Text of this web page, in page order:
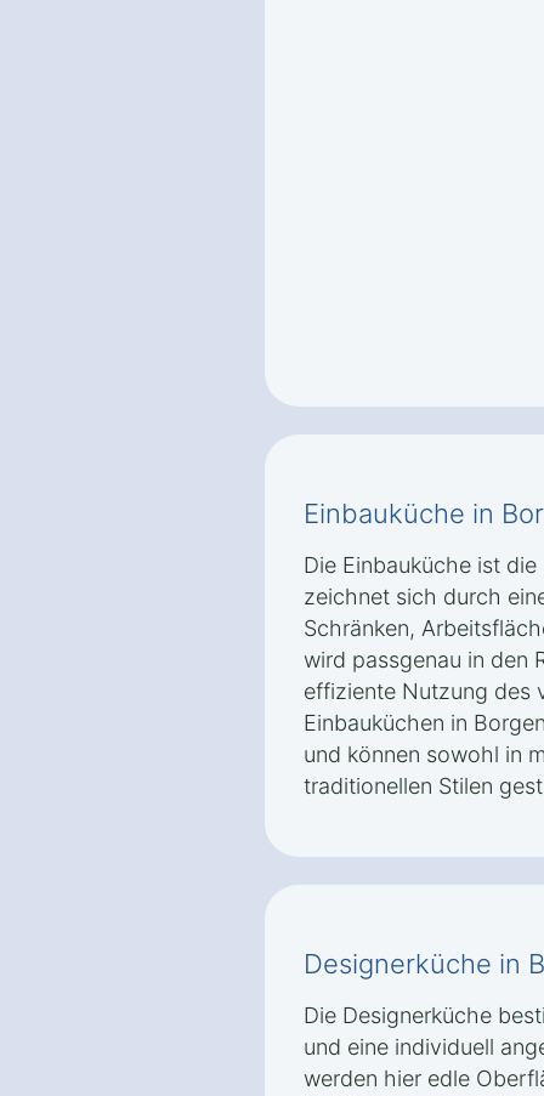
Einbauküche in
Die Einbauküche ist
zeichnet sich durch
Schränken,
wird passgenau in den
effiziente Nutzung des
Einbauküchen in
und können sowohl in
traditionellen Stilen
Designerküche in
Die Designerküche
und eine individuell
werden hier edle